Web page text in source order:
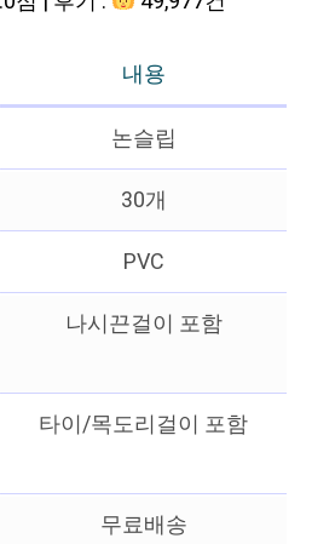
내용
논슬립
30개
PVC
나시끈걸이 포함
타이/목도리걸이 포함
무료배송